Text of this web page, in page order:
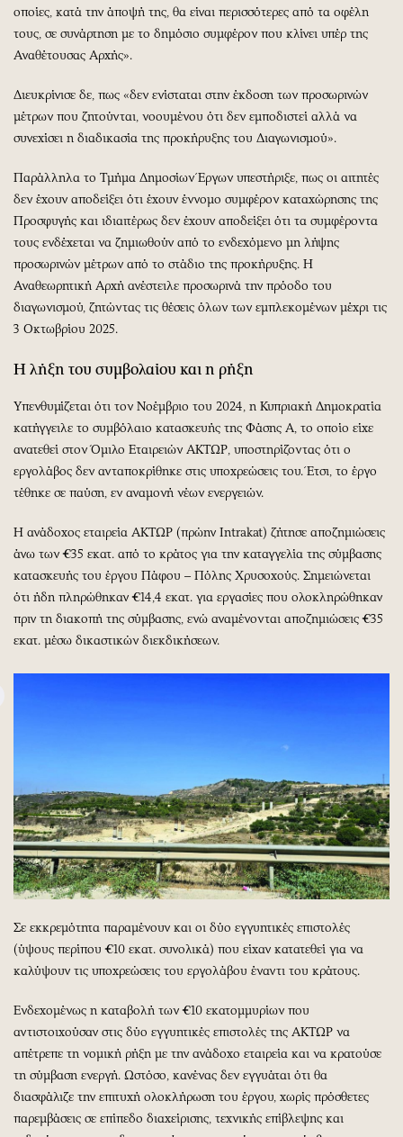
οποίες, κατά την άποψή της, θα είναι περισσότερες από τα οφέλη
τους, σε συνάρτηση με το δημόσιο συμφέρον που κλίνει υπέρ της
Αναθέτουσας Αρχής».
Διευκρίνισε δε, πως «δεν ενίσταται στην έκδοση των προσωρινών
μέτρων που ζητούνται, νοουμένου ότι δεν εμποδιστεί αλλά να
συνεχίσει η διαδικασία της προκήρυξης του Διαγωνισμού».
Παράλληλα το Τμήμα Δημοσίων Έργων υπεστήριξε, πως οι αιτητές
δεν έχουν αποδείξει ότι έχουν έννομο συμφέρον καταχώρησης της
Προσφυγής και ιδιαιτέρως δεν έχουν αποδείξει ότι τα συμφέροντα
τους ενδέχεται να ζημιωθούν από το ενδεχόμενο μη λήψης
προσωρινών μέτρων από το στάδιο της προκήρυξης. Η
Αναθεωρητική Αρχή ανέστειλε προσωρινά την πρόοδο του
διαγωνισμού, ζητώντας τις θέσεις όλων των εμπλεκομένων μέχρι τις
3 Οκτωβρίου 2025.
Η λήξη του συμβολαίου και η ρήξη
Υπενθυμίζεται ότι τον Νοέμβριο του 2024, η Κυπριακή Δημοκρατία
κατήγγειλε το συμβόλαιο κατασκευής της Φάσης Α, το οποίο είχε
ανατεθεί στον Όμιλο Εταιρειών ΑΚΤΩΡ, υποστηρίζοντας ότι ο
εργολάβος δεν ανταποκρίθηκε στις υποχρεώσεις του. Έτσι, το έργο
τέθηκε σε παύση, εν αναμονή νέων ενεργειών.
Η ανάδοχος εταιρεία ΑΚΤΩΡ (πρώην Intrakat) ζήτησε αποζημιώσεις
άνω των €35 εκατ. από το κράτος για την καταγγελία της σύμβασης
κατασκευής του έργου Πάφου – Πόλης Χρυσοχούς. Σημειώνεται
ότι ήδη πληρώθηκαν €14,4 εκατ. για εργασίες που ολοκληρώθηκαν
πριν τη διακοπή της σύμβασης, ενώ αναμένονται αποζημιώσεις €35
εκατ. μέσω δικαστικών διεκδικήσεων.
Σε εκκρεμότητα παραμένουν και οι δύο εγγυητικές επιστολές
(ύψους περίπου €10 εκατ. συνολικά) που είχαν κατατεθεί για να
καλύψουν τις υποχρεώσεις του εργολάβου έναντι του κράτους.
Ενδεχομένως η καταβολή των €10 εκατομμυρίων που
αντιστοιχούσαν στις δύο εγγυητικές επιστολές της ΑΚΤΩΡ να
απέτρεπε τη νομική ρήξη με την ανάδοχο εταιρεία και να κρατούσε
τη σύμβαση ενεργή. Ωστόσο, κανένας δεν εγγυάται ότι θα
διασφάλιζε την επιτυχή ολοκλήρωση του έργου, χωρίς πρόσθετες
παρεμβάσεις σε επίπεδο διαχείρισης, τεχνικής επίβλεψης και